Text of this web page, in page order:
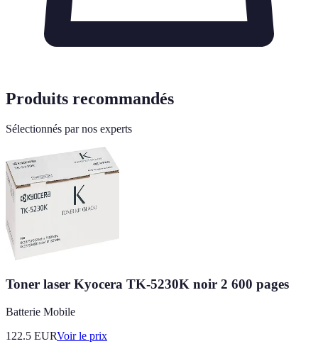
Produits recommandés
Sélectionnés par nos experts
Toner laser Kyocera TK-5230K noir 2 600 pages
Batterie Mobile
122.5 EURVoir le prix